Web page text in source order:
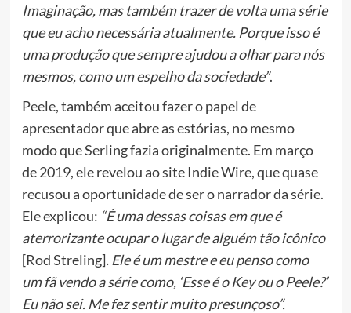
Imaginação, mas também trazer de volta uma série
que eu acho necessária atualmente. Porque isso é
uma produção que sempre ajudou a olhar para nós
mesmos, como um espelho da sociedade”.
Peele, também aceitou fazer o papel de
apresentador que abre as estórias, no mesmo
modo que Serling fazia originalmente. Em março
de 2019, ele revelou ao site Indie Wire, que quase
recusou a oportunidade de ser o narrador da série.
Ele explicou: “É uma dessas coisas em que é
aterrorizante ocupar o lugar de alguém tão icônico
[Rod Streling]. Ele é um mestre e eu penso como
um fã vendo a série como, ‘Esse é o Key ou o Peele?’
Eu não sei. Me fez sentir muito presunçoso”.